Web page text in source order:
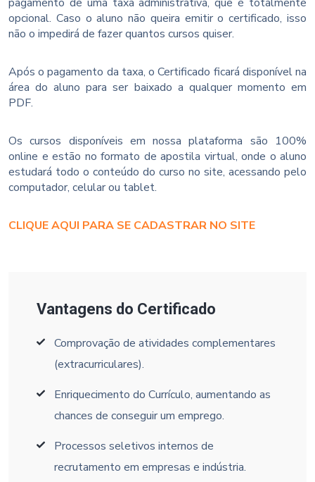
opcional. Caso o aluno não queira emitir o certificado, isso
não o impedirá de fazer quantos cursos quiser.
Após o pagamento da taxa, o Certificado ficará disponível na
área do aluno para ser baixado a qualquer momento em
PDF.
Os cursos disponíveis em nossa plataforma são 100%
online e estão no formato de apostila virtual, onde o aluno
estudará todo o conteúdo do curso no site, acessando pelo
computador, celular ou tablet.
CLIQUE AQUI PARA SE CADASTRAR NO SITE
Vantagens do Certificado
Comprovação de atividades complementares
(extracurriculares).
Enriquecimento do Currículo, aumentando as
chances de conseguir um emprego.
Processos seletivos internos de
recrutamento em empresas e indústria.